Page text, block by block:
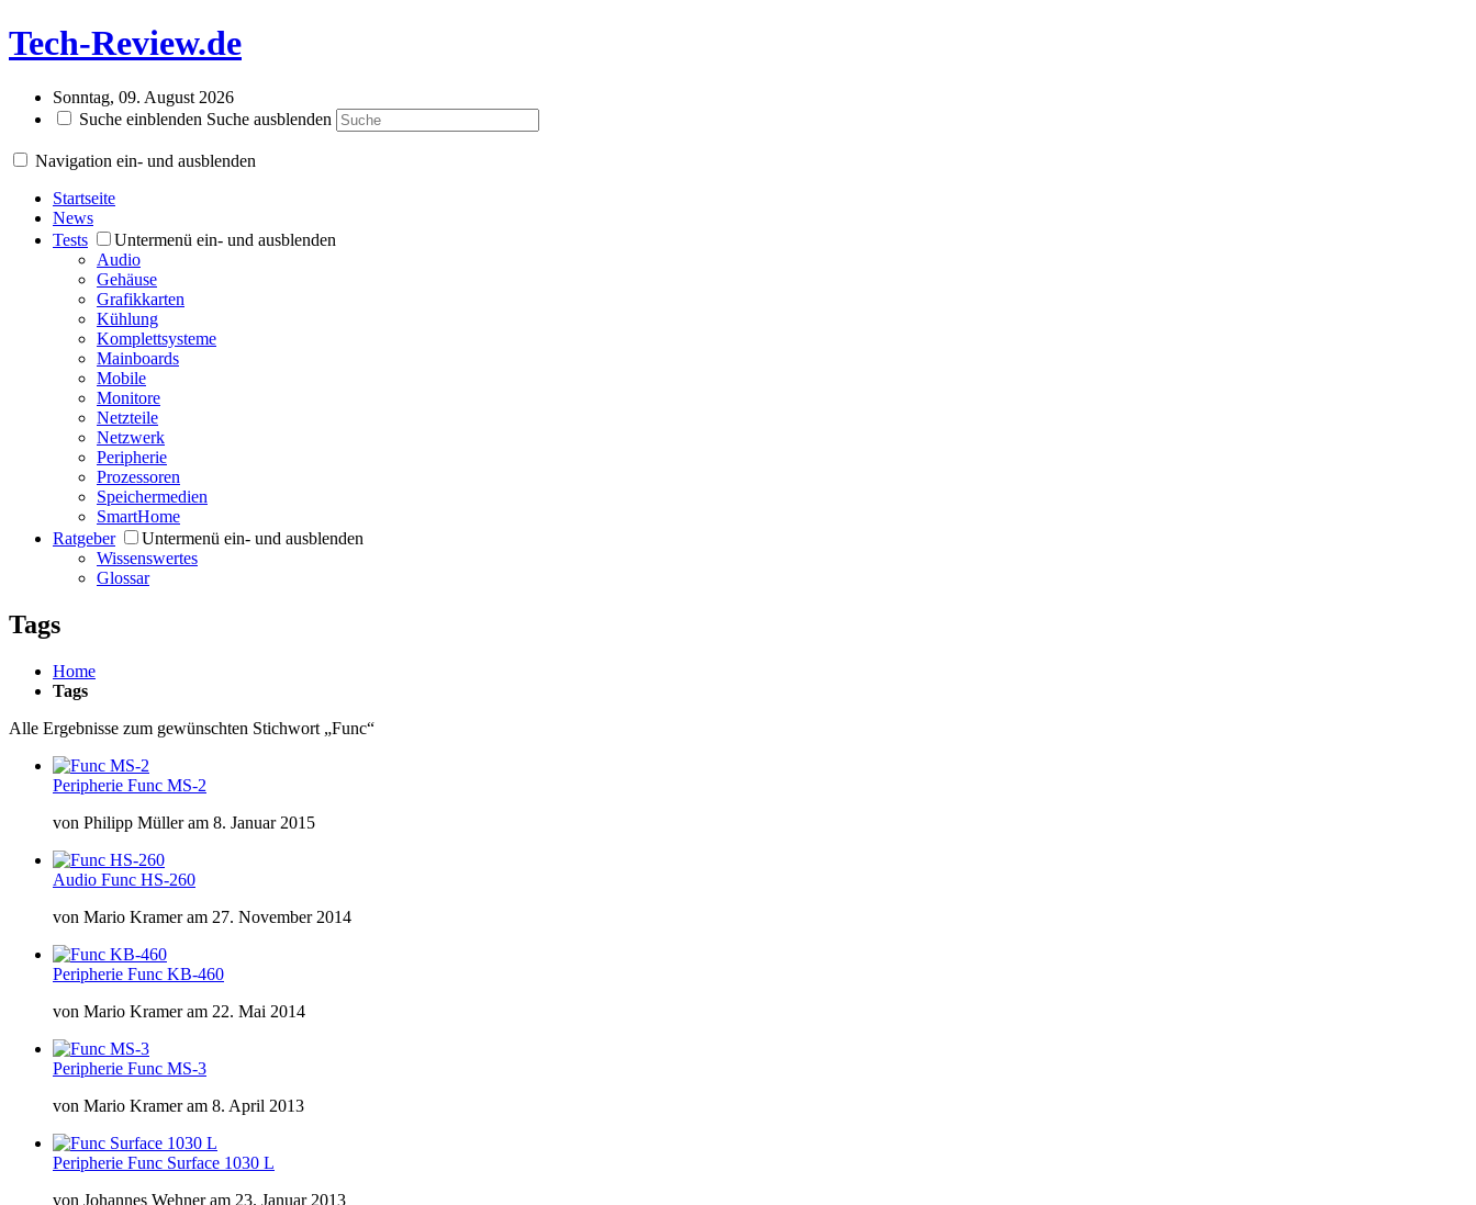
Tech-Review.de
Sonntag, 09. August 2026
Suche einblenden Suche ausblenden
Navigation ein- und ausblenden
Startseite
News
Tests
Untermenü ein- und ausblenden
Audio
Gehäuse
Grafikkarten
Kühlung
Komplettsysteme
Mainboards
Mobile
Monitore
Netzteile
Netzwerk
Peripherie
Prozessoren
Speichermedien
SmartHome
Ratgeber
Untermenü ein- und ausblenden
Wissenswertes
Glossar
Tags
Home
Tags
Alle Ergebnisse zum gewünschten Stichwort „Func“
Peripherie Func MS-2
von Philipp Mülleram 8. Januar 2015
Audio Func HS-260
von Mario Krameram 27. November 2014
Peripherie Func KB-460
von Mario Krameram 22. Mai 2014
Peripherie Func MS-3
von Mario Krameram 8. April 2013
Peripherie Func Surface 1030 L
von Johannes Wehneram 23. Januar 2013